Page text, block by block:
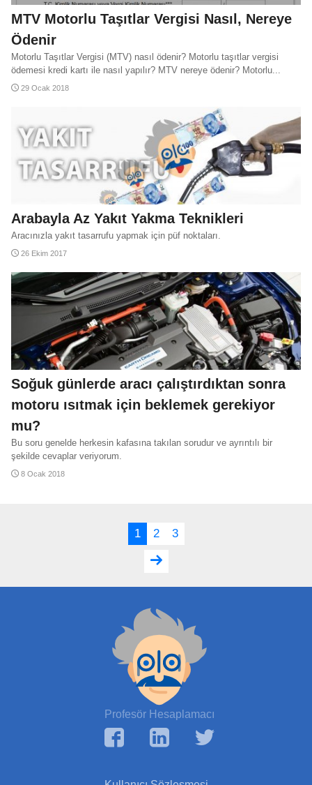
MTV Motorlu Taşıtlar Vergisi Nasıl, Nereye
Ödenir
Motorlu Taşıtlar Vergisi (MTV) nasıl ödenir? Motorlu taşıtlar vergisi
ödemesi kredi kartı ile nasıl yapılır? MTV nereye ödenir? Motorlu...
29 Ocak 2018
Arabayla Az Yakıt Yakma Teknikleri
Aracınızla yakıt tasarrufu yapmak için püf noktaları.
26 Ekim 2017
Soğuk günlerde aracı çalıştırdıktan sonra
motoru ısıtmak için beklemek gerekiyor
mu?
Bu soru genelde herkesin kafasına takılan sorudur ve ayrıntılı bir
şekilde cevaplar veriyorum.
8 Ocak 2018
1 2 3
Profesör Hesaplamacı